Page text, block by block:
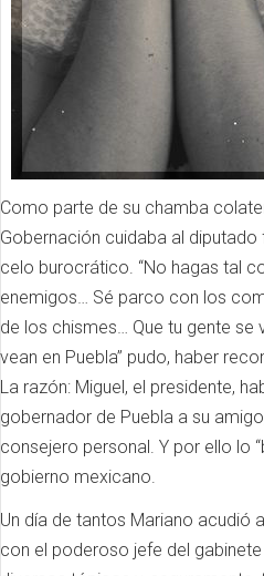
Como parte de su chamba
Gobernación cuidaba al
celo burocrático. “No hagas tal
enemigos… Sé parco con los
de los chismes… Que tu gente se
vean en Puebla” pudo, haber
La razón: Miguel, el presidente,
gobernador de Puebla a su
consejero personal. Y por ello lo
gobierno mexicano.
Un día de tantos Mariano acudió
con el poderoso jefe del gabinete